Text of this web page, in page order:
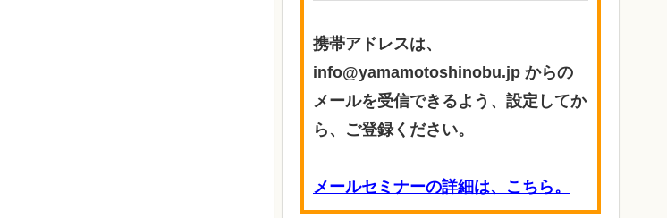
携帯アドレスは、
info@yamamotoshinobu.jp からの
メールを受信できるよう、設定してか
ら、ご登録ください。
メールセミナーの詳細は、こちら。